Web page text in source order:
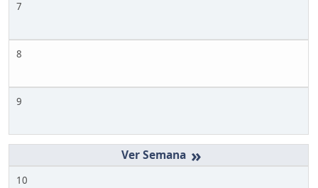
7
8
9
»
10